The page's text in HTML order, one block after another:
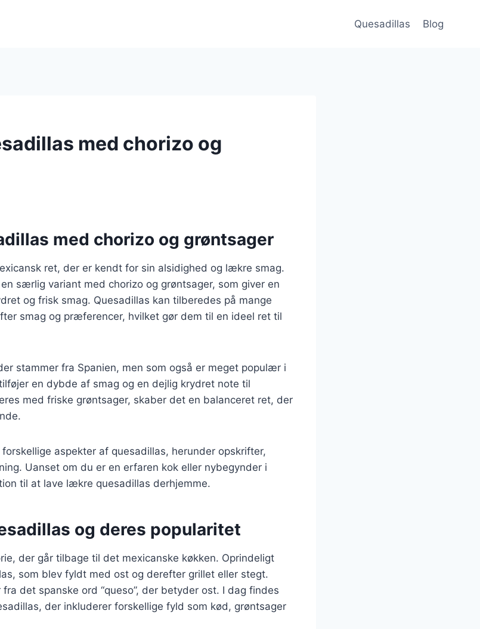
Quesadillas Blog
med chorizo og
med chorizo og grøntsager
ret, der er kendt for sin alsidighed og lækre smag.
særlig variant med chorizo og grøntsager, som giver en
og frisk smag. Quesadillas kan tilberedes på mange
smag og præferencer, hvilket gør dem til en ideel ret til
stammer fra Spanien, men som også er meget populær i
en dybde af smag og en dejlig krydret note til
med friske grøntsager, skaber det en balanceret ret, der
aspekter af quesadillas, herunder opskrifter,
Uanset om du er en erfaren kok eller nybegynder i
til at lave lækre quesadillas derhjemme.
og deres popularitet
der går tilbage til det mexicanske køkken. Oprindeligt
som blev fyldt med ost og derefter grillet eller stegt.
fra det spanske ord “queso”, der betyder ost. I dag findes
der inkluderer forskellige fyld som kød, grøntsager